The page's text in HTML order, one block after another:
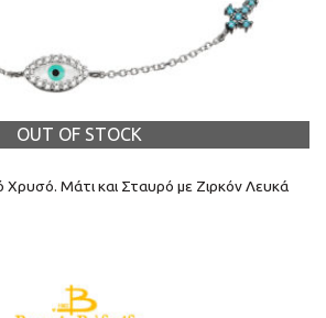
OUT OF STOCK
Χρυσό. Μάτι και Σταυρό με Ζιρκόν Λευκά